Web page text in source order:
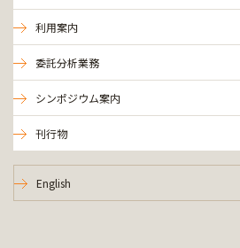
利用案内
委託分析業務
シンポジウム案内
刊行物
English